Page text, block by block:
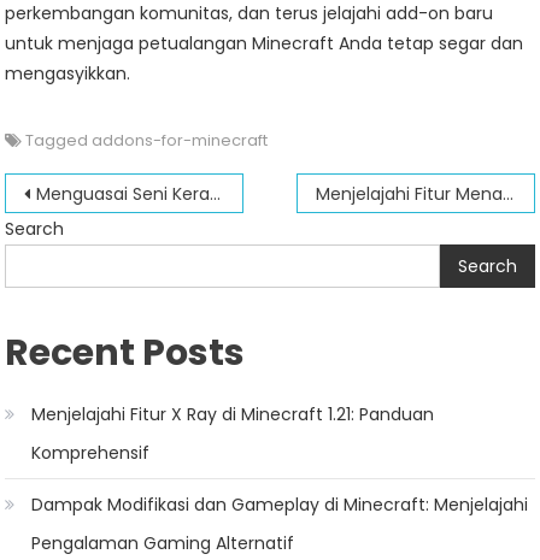
perkembangan komunitas, dan terus jelajahi add-on baru
untuk menjaga petualangan Minecraft Anda tetap segar dan
mengasyikkan.
Tagged addons-for-minecraft
Post
navigation
Menguasai Seni Kerajinan: Resep Penting untuk Sukses di Minecraft
Menjelajahi Fitur Menarik Pembaruan YSS Minecraft PE
Search
Search
Recent Posts
Menjelajahi Fitur X Ray di Minecraft 1.21: Panduan
Komprehensif
Dampak Modifikasi dan Gameplay di Minecraft: Menjelajahi
Pengalaman Gaming Alternatif